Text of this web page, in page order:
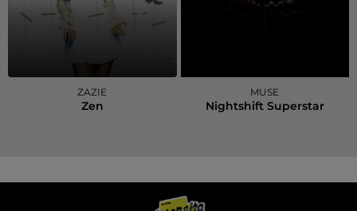
ZAZIE
Zen
MUSE
Nightshift Superstar